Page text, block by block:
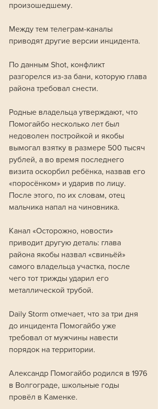
произошедшему.
Между тем телеграм-каналы
приводят другие версии инцидента.
По данным Shot, конфликт
разгорелся из-за бани, которую глава
района требовал снести.
Родные владельца утверждают, что
Помогайбо несколько лет был
недоволен постройкой и якобы
вымогал взятку в размере 500 тысяч
рублей, а во время последнего
визита оскорбил ребёнка, назвав его
«поросёнком» и ударив по лицу.
После этого, по их словам, отец
мальчика напал на чиновника.
Канал «Осторожно, новости»
приводит другую деталь: глава
района якобы назвал «свиньёй»
самого владельца участка, после
чего тот трижды ударил его
металлической трубой.
Daily Storm отмечает, что за три дня
до инцидента Помогайбо уже
требовал от мужчины навести
порядок на территории.
Александр Помогайбо родился в 1976
в Волгограде, школьные годы
провёл в Каменке.